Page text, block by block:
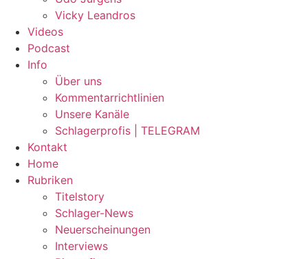
Vicky Leandros
Videos
Podcast
Info
Über uns
Kommentarrichtlinien
Unsere Kanäle
Schlagerprofis | TELEGRAM
Kontakt
Home
Rubriken
Titelstory
Schlager-News
Neuerscheinungen
Interviews